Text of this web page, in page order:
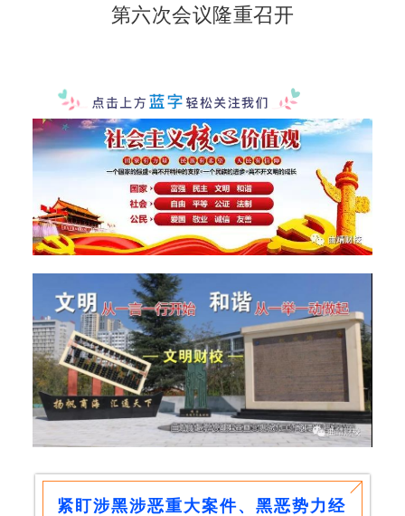
第六次会议隆重召开
紧盯涉黑涉恶重大案件、黑恶势力经